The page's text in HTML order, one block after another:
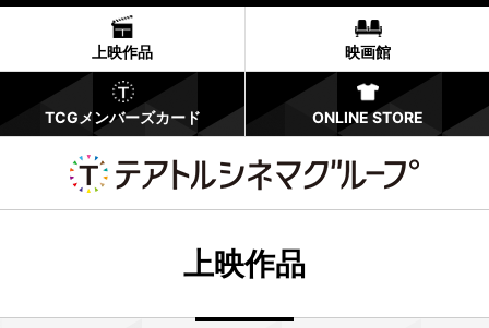
上映作品 映画館
TCGメンバーズカード ONLINE STORE
上映作品